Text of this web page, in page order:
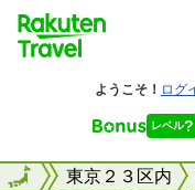
京都 東京２３区内
全国